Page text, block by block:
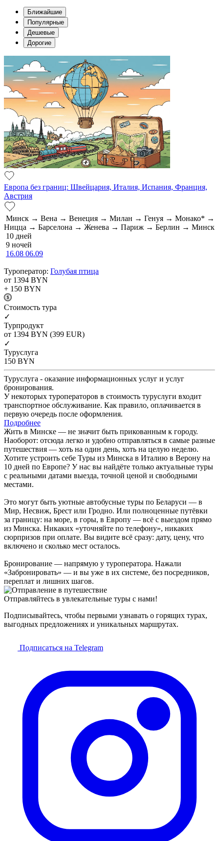
Ближайшие
Популярные
Дешевые
Дорогие
Европа без границ: Швейцария, Италия, Испания, Франция,
Австрия
Минск → Вена → Венеция → Милан → Генуя → Монако* →
Ницца → Барселона → Женева → Париж → Берлин → Минск
10 дней
9 ночей
16.08 06.09
Туроператор: Голубая птица
от 1394 BYN
+ 150 BYN
Cтоимость тура
✓
Турпродукт
от 1394 BYN (399 EUR)
✓
Туруслуга
150 BYN
Туруслуга - оказание информационных услуг и услуг
бронирования.
У некоторых туроператоров в стоимость туруслуги входит
транспортное обслуживание. Как правило, оплачивается в
первую очередь после оформления.
Подробнее
Жить в Минске — не значит быть прикованным к городу.
Наоборот: отсюда легко и удобно отправляться в самые разные
путешествия — хоть на один день, хоть на целую неделю.
Хотите устроить себе Туры из Минска в Италию в Верону на
10 дней по Европе? У нас вы найдёте только актуальные туры
с реальными датами выезда, точной ценой и свободными
местами.
Это могут быть уютные автобусные туры по Беларуси — в
Мир, Несвиж, Брест или Гродно. Или полноценные путёвки
за границу: на море, в горы, в Европу — всё с выездом прямо
из Минска. Никаких «уточняйте по телефону», никаких
сюрпризов при оплате. Вы видите всё сразу: дату, цену, что
включено и сколько мест осталось.
Бронирование — напрямую у туроператора. Нажали
«Забронировать» — и вы уже в их системе, без посредников,
переплат и лишних шагов.
Отправляйтесь в увлекательные туры с нами!
Подписывайтесь, чтобы первыми узнавать о горящих турах,
выгодных предложениях и уникальных маршрутах.
Подписаться на Telegram